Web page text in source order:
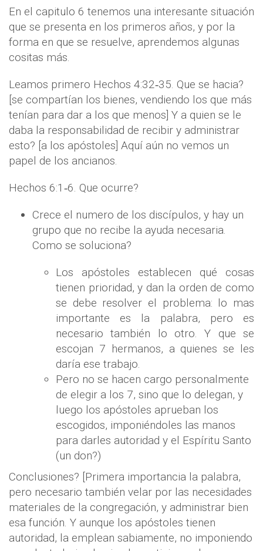
En el capitulo 6 tenemos una interesante situación
que se presenta en los primeros años, y por la
forma en que se resuelve, aprendemos algunas
cositas más.
Leamos primero Hechos 4:32‐35. Que se hacia?
[se compartían los bienes, vendiendo los que más
tenían para dar a los que menos] Y a quien se le
daba la responsabilidad de recibir y administrar
esto? [a los apóstoles] Aquí aún no vemos un
papel de los ancianos.
Hechos 6:1‐6. Que ocurre?
Crece el numero de los discípulos, y hay un
grupo que no recibe la ayuda necesaria.
Como se soluciona?
Los apóstoles establecen qué cosas
tienen prioridad, y dan la orden de como
se debe resolver el problema: lo mas
importante es la palabra, pero es
necesario también lo otro. Y que se
escojan 7 hermanos, a quienes se les
daría ese trabajo.
Pero no se hacen cargo personalmente
de elegir a los 7, sino que lo delegan, y
luego los apóstoles aprueban los
escogidos, imponiéndoles las manos
para darles autoridad y el Espíritu Santo
(un don?)
Conclusiones? [Primera importancia la palabra,
pero necesario también velar por las necesidades
materiales de la congregación, y administrar bien
esa función. Y aunque los apóstoles tienen
autoridad, la emplean sabiamente, no imponiendo